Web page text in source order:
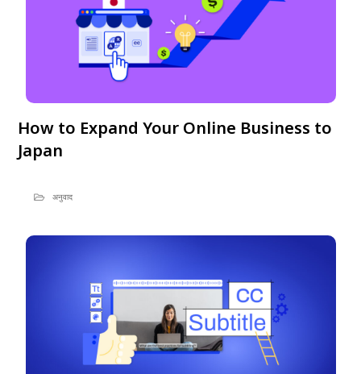
How to Expand Your Online Business to
Japan
अनुवाद